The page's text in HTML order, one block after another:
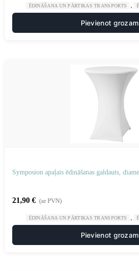
ĒDINĀŠANA UN PĀRTIKAS TRANSPORTS
Pievienot grozam
Symposion apaļais ēdināšanas galdauts,
21,90 € (ar PVN)
ĒDINĀŠANA UN PĀRTIKAS TRANSPORTS
Pievienot grozam